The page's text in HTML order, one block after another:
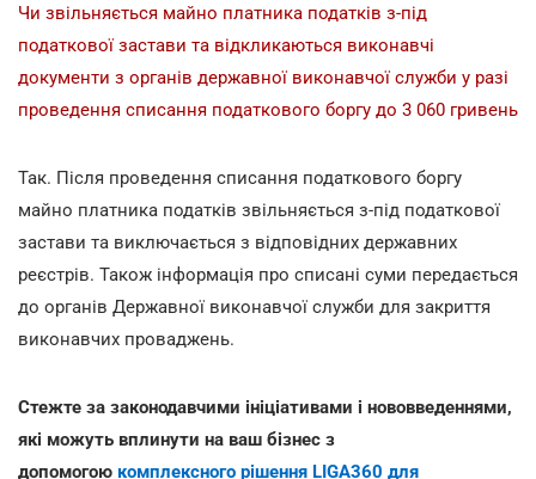
Чи звільняється майно платника податків з-під
податкової застави та відкликаються виконавчі
документи з органів державної виконавчої служби у разі
проведення списання податкового боргу до 3 060 гривень
Так. Після проведення списання податкового боргу
майно платника податків звільняється з-під податкової
застави та виключається з відповідних державних
реєстрів. Також інформація про списані суми передається
до органів Державної виконавчої служби для закриття
виконавчих проваджень.
Стежте за законодавчими ініціативами і нововведеннями,
які можуть вплинути на ваш бізнес з
допомогою комплексного рішення LIGA360 для